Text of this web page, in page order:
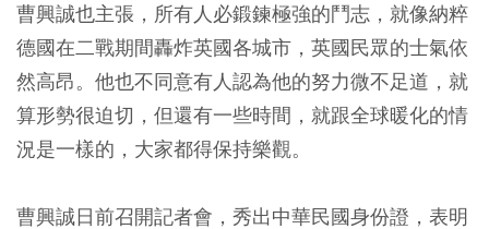
曹興誠也主張，所有人必鍛鍊極強的鬥志，就像納粹
德國在二戰期間轟炸英國各城市，英國民眾的士氣依
然高昂。他也不同意有人認為他的努力微不足道，就
算形勢很迫切，但還有一些時間，就跟全球暖化的情
況是一樣的，大家都得保持樂觀。
曹興誠日前召開記者會，秀出中華民國身份證，表明